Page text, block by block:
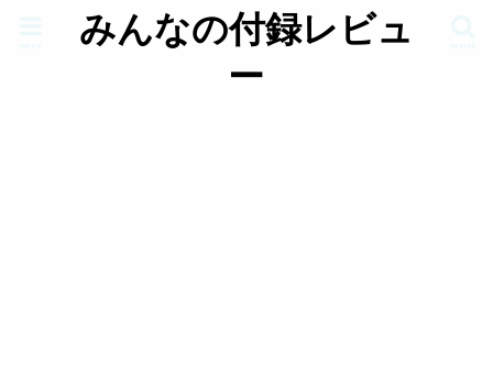
みんなの付録レビュ
ー